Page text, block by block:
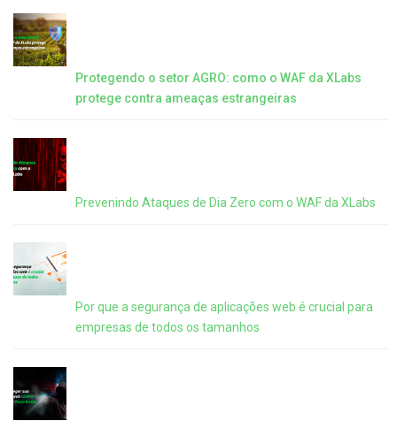
Protegendo o setor AGRO: como o WAF da XLabs
protege contra ameaças estrangeiras
Prevenindo Ataques de Dia Zero com o WAF da XLabs
Por que a segurança de aplicações web é crucial para
empresas de todos os tamanhos